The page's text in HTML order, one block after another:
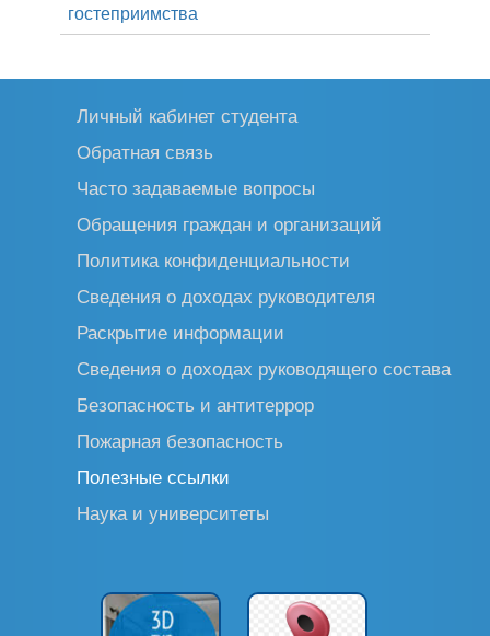
гостеприимства
Личный кабинет студента
Обратная связь
Часто задаваемые вопросы
Обращения граждан и организаций
Политика конфиденциальности
Сведения о доходах руководителя
Раскрытие информации
Сведения о доходах руководящего состава
Безопасность и антитеррор
Пожарная безопасность
Полезные ссылки
Наука и университеты